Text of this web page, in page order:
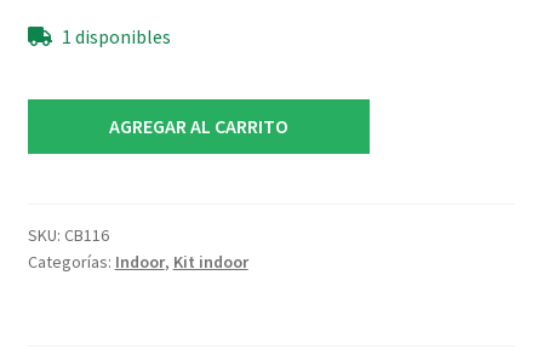
era:
1 disponibles
Cultivarg
CLASICA+
AGREGAR AL CARRITO
SKU: CB116
Categorías: Indoor, Kit indoor